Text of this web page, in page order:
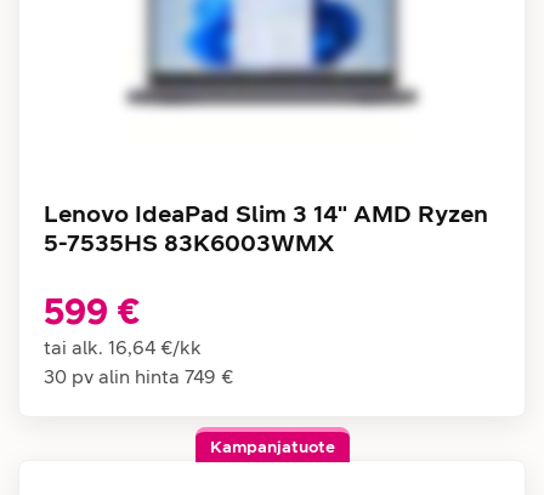
Lenovo IdeaPad Slim 3 14" AMD Ryzen
5-7535HS 83K6003WMX
599 €
tai alk. 16,64 €/kk
30 pv alin hinta 749 €
Kampanjatuote